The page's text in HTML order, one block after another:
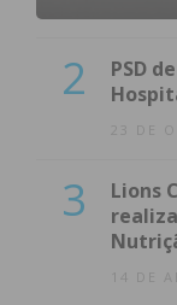
2
PSD
23 DE
3
Lions
14 DE